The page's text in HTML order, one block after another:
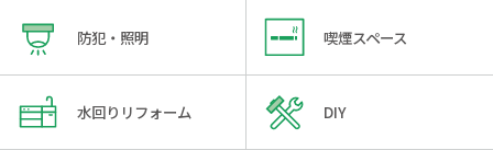
防犯・照明 喫煙スペース
水回りリフォーム DIY